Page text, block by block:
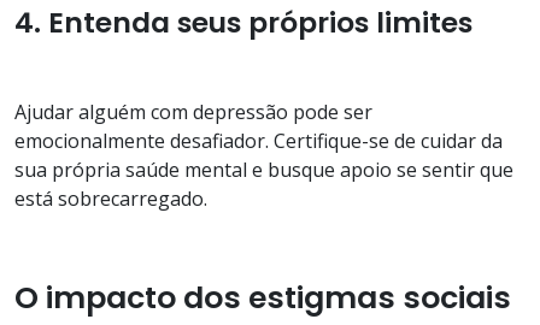
4. Entenda seus próprios limites
Ajudar alguém com depressão pode ser
emocionalmente desafiador. Certifique-se de cuidar da
sua própria saúde mental e busque apoio se sentir que
está sobrecarregado.
O impacto dos estigmas sociais